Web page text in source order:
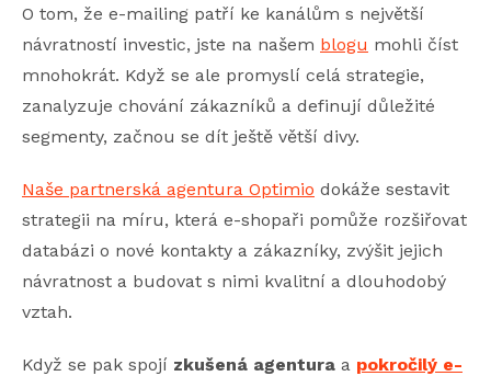
O tom, že e-mailing patří ke kanálům s největší
návratností investic, jste na našem blogu mohli číst
mnohokrát. Když se ale promyslí celá strategie,
zanalyzuje chování zákazníků a definují důležité
segmenty, začnou se dít ještě větší divy.
Naše partnerská agentura Optimio dokáže sestavit
strategii na míru, která e-shopaři pomůže rozšiřovat
databázi o nové kontakty a zákazníky, zvýšit jejich
návratnost a budovat s nimi kvalitní a dlouhodobý
vztah.
Když se pak spojí zkušená agentura a pokročilý e-